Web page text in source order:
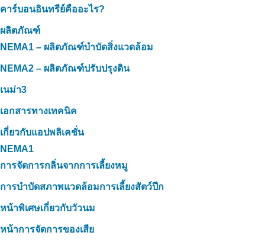
คาร์บอนอินทรีย์คืออะไร?
ผลิตภัณฑ์
NEMA1 – ผลิตภัณฑ์บำบัดสิ่งแวดล้อม
NEMA2 – ผลิตภัณฑ์ปรับปรุงดิน
เนม่า3
เอกสารทางเทคนิค
เกี่ยวกับแอปพลิเคชั่น
NEMA1
การจัดการกลิ่นจากการเลี้ยงหมู
การบำบัดสภาพแวดล้อมการเลี้ยงสัตว์ปีก
หน้าพิเศษเกี่ยวกับวัวนม
หน้าการจัดการของเสีย